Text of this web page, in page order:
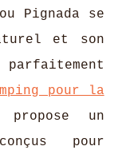
Pignada se
et son
pour la
propose un
pour